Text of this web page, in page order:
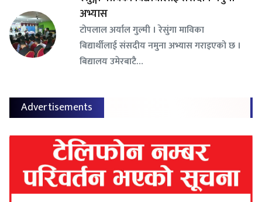
अभ्यास
टोपलाल अर्याल गुल्मी । रेसुंगा माविका
बिद्यार्थीलाई संसदीय नमुना अभ्यास गराइएको छ ।
बिद्यालय उमेरबाटै…
Advertisements